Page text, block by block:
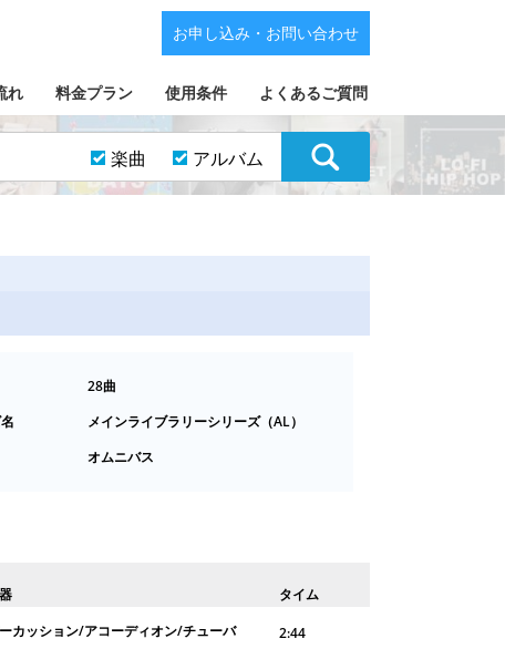
れ 料金プラン 使用条件 よくあるご質問
お申し込み・お問い合わせ
楽曲 アルバム
28曲
メインライブラリーシリーズ（AL）
オムニバス
タイム
カッション/アコーディオン/チューバ 2:44